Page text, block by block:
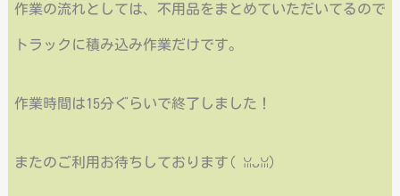
作業の流れとしては、不用品をまとめていただいてるので
トラックに積み込み作業だけです。
作業時間は15分ぐらいで終了しました！
またのご利用お待ちしております(⁠ ⁠ꈍ⁠ᴗ⁠ꈍ⁠)